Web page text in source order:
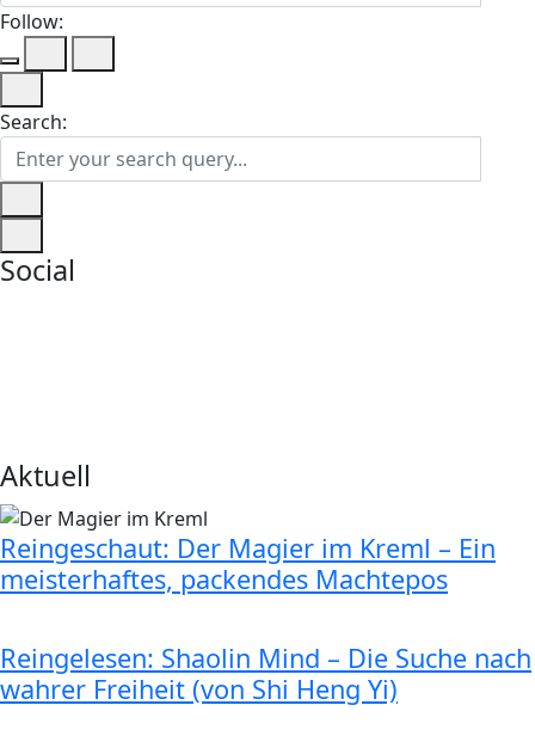
Follow:
Search:
Social
Aktuell
Reingeschaut: Der Magier im Kreml – Ein
meisterhaftes, packendes Machtepos
Reingelesen: Shaolin Mind – Die Suche nach
wahrer Freiheit (von Shi Heng Yi)